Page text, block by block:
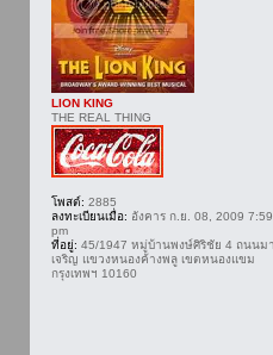
LION KING
THE REAL THING
โพสต์: 2885
ลงทะเบียนเมื่อ: อังคาร ก.ย. 08, 2009 7:59
pm
ที่อยู่: 45/1947 หมู่บ้านพงษ์ศิริชัย 4 ถนนมา
เจริญ แขวงหนองค้างพลู เขตหนองแขม
กรุงเทพฯ 10160